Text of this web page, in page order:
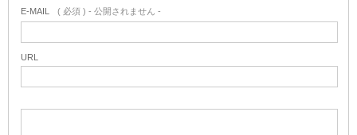
E-MAIL ( 必須 ) - 公開されません -
URL